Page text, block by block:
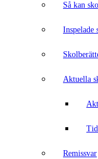
Så kan
Inspelade
Aktuella
Remissvar